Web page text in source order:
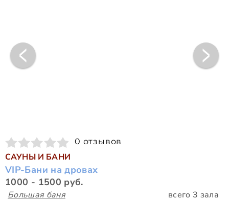
0 отзывов
САУНЫ И БАНИ
VIP-Бани на дровах
1000 - 1500 руб.
Большая баня всего 3 зала